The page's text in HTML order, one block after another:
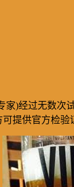
家)经过无数次试
提供官方检验